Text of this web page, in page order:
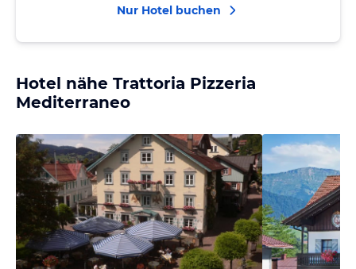
Nur Hotel buchen
Hotel nähe Trattoria Pizzeria
Mediterraneo